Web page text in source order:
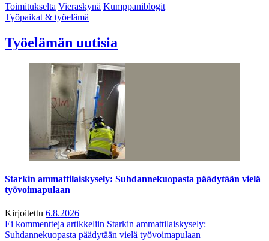
Toimitukselta Vieraskynä Kumppaniblogit
Työpaikat & työelämä
Työelämän uutisia
Starkin ammattilaiskysely: Suhdannekuopasta päädytään vielä
työvoimapulaan
Kirjoitettu 6.8.2026
Ei kommentteja artikkeliin Starkin ammattilaiskysely:
Suhdannekuopasta päädytään vielä työvoimapulaan